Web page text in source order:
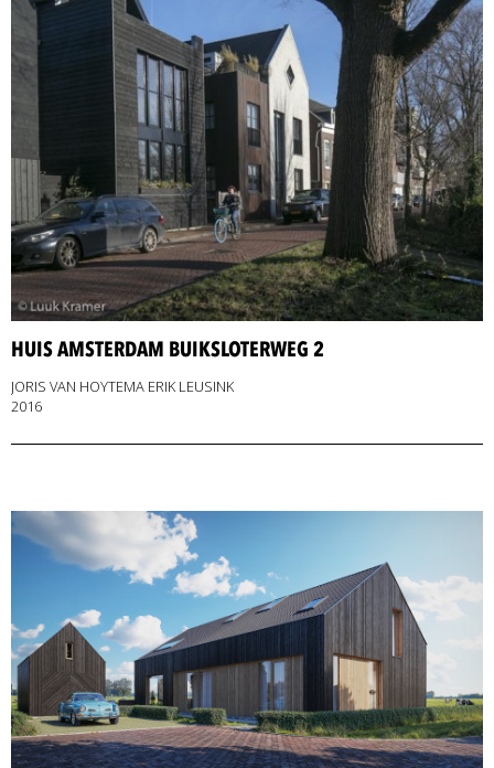
HUIS AMSTERDAM BUIKSLOTERWEG 2
JORIS VAN HOYTEMA ERIK LEUSINK
2016